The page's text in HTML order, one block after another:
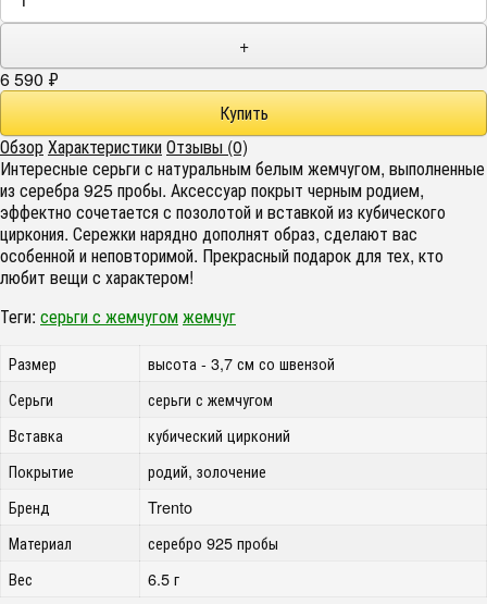
+
6 590 ₽
ОбзорХарактеристикиОтзывы (0)
Интересные серьги с натуральным белым жемчугом, выполненные
из серебра 925 пробы. Аксессуар покрыт черным родием,
эффектно сочетается с позолотой и вставкой из кубического
циркония. Сережки нарядно дополнят образ, сделают вас
особенной и неповторимой. Прекрасный подарок для тех, кто
любит вещи с характером!
Теги: серьги с жемчугомжемчуг
Размер
высота - 3,7 см со швензой
Серьги
серьги с жемчугом
Вставка
кубический цирконий
Покрытие
родий, золочение
Бренд
Trento
Материал
серебро 925 пробы
Вес
6.5 г